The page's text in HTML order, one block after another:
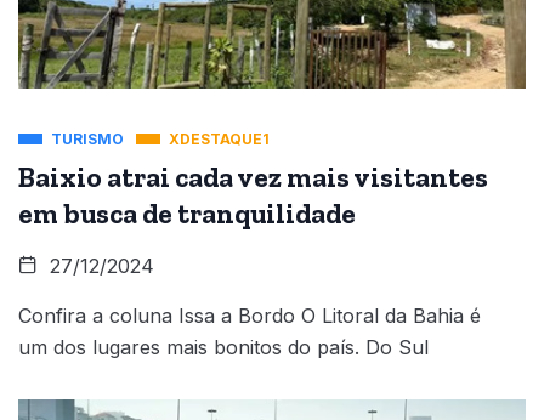
TURISMO XDESTAQUE1
Baixio atrai cada vez mais visitantes
em busca de tranquilidade
27/12/2024
Confira a coluna Issa a Bordo O Litoral da Bahia é
um dos lugares mais bonitos do país. Do Sul